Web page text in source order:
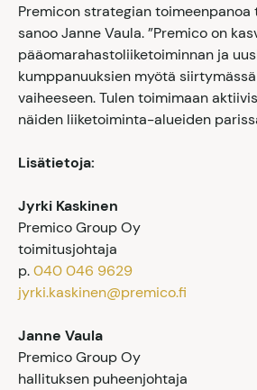
Premicon strategian toimeenpanoa
sanoo Janne Vaula. ”Premico on
pääomarahastoliiketoiminnan ja
kumppanuuksien myötä
vaiheeseen. Tulen toimimaan
näiden liiketoiminta-alueiden
Lisätietoja:
Jyrki Kaskinen
Premico Group Oy
toimitusjohtaja
p.040 046 9629
jyrki.kaskinen@premico.fi
Janne Vaula
Premico Group Oy
hallituksen puheenjohtaja